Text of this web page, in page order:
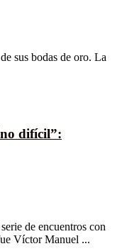
sus bodas de oro. La
difícil”:
de encuentros con
Víctor Manuel ...